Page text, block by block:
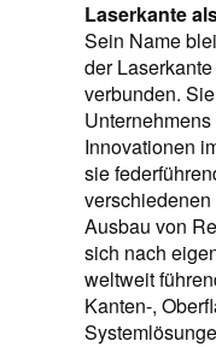
Laserkante
Sein Name
der
verbunden.
Innovationen
sie
Ausbau von
sich nach
weltweit
Kanten-,